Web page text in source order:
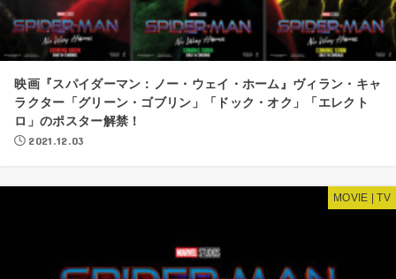
映画『スパイダーマン：ノー・ウェイ・ホーム』ヴィラン・キャ
ラクター「グリーン・ゴブリン」「ドック・オク」「エレクト
ロ」のポスター解禁！
2021.12.03
MOVIE | TV